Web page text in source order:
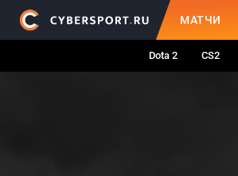
МАТЧИ
Dota 2 CS2